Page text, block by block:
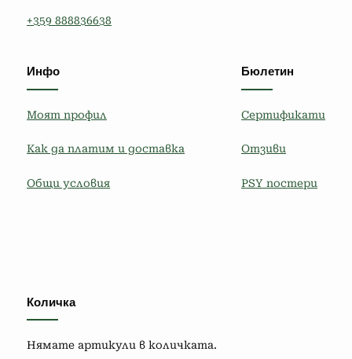
+359 888836638
Инфо
Моят профил
Как да платим и доставка
Общи условия
Бюлетин
Сертификати
Отзиви
PSY постери
Количка
Нямате артикули в количката.